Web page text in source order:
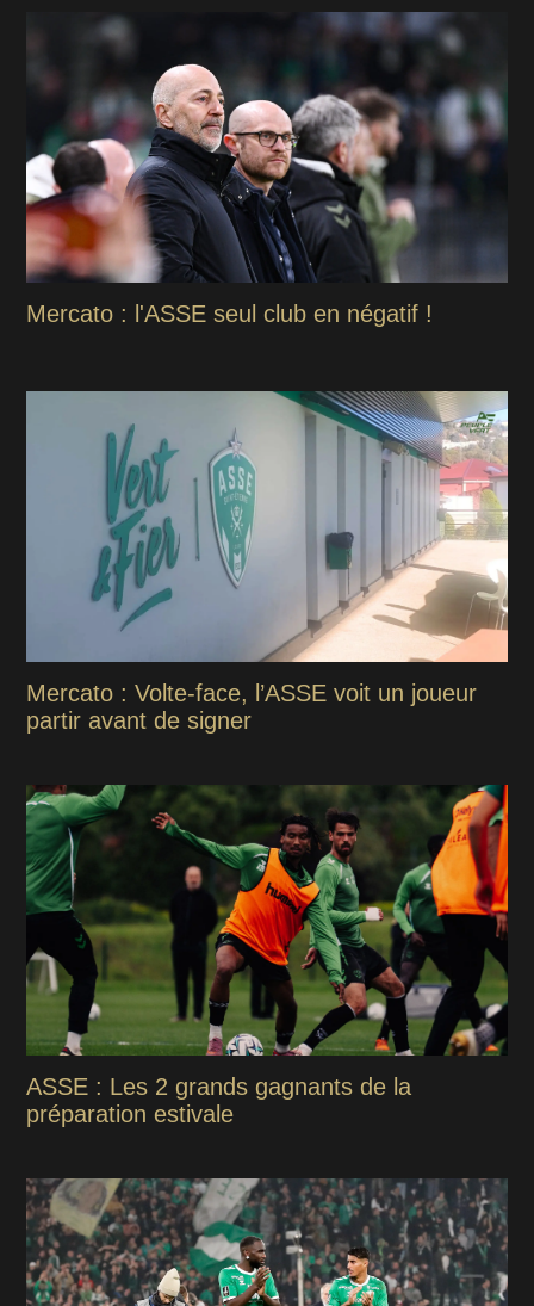
Mercato : l'ASSE seul club en négatif !
Mercato : Volte-face, l’ASSE voit un joueur
partir avant de signer
ASSE : Les 2 grands gagnants de la
préparation estivale